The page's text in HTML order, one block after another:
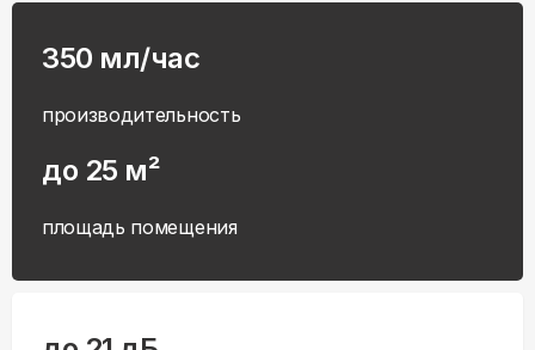
350 мл/час
производительность
до 25 м²
площадь помещения